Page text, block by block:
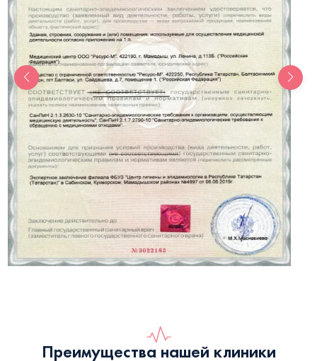
Преимущества нашей клиники